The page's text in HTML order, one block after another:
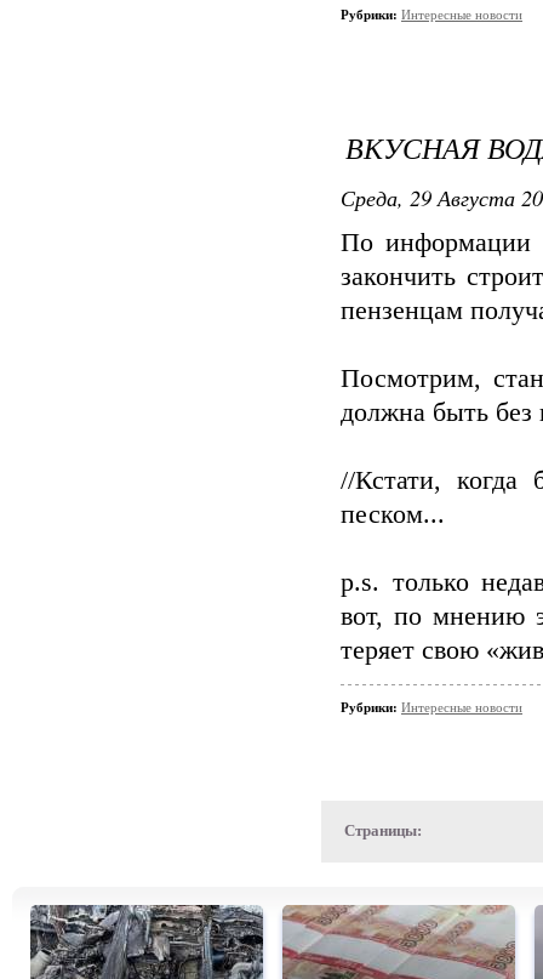
Рубрики: Интересные новости
ВКУСНАЯ
Среда, 29 Августа
По информации
закончить
пензенцам
Посмотрим,
должна быть без
//Кстати,
песком...
p.s. только
вот, по мнению
теряет свою
Рубрики: Интересные новости
Страницы: